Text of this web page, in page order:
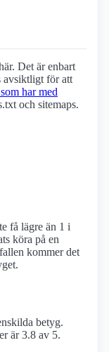
Det är enbart
avsiktligt för att
har med
och sitemaps.
få lägre än 1 i
köra på en
kommer det
betyg.
är 3.8 av 5.